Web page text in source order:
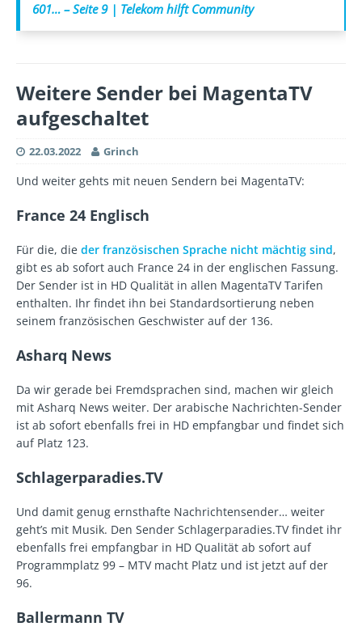
601… – Seite 9 | Telekom hilft Community
Weitere Sender bei MagentaTV
aufgeschaltet
22.03.2022 Grinch
Und weiter gehts mit neuen Sendern bei MagentaTV:
France 24 Englisch
Für die, die der französischen Sprache nicht mächtig sind,
gibt es ab sofort auch France 24 in der englischen Fassung.
Der Sender ist in HD Qualität in allen MagentaTV Tarifen
enthalten. Ihr findet ihn bei Standardsortierung neben
seinem französischen Geschwister auf der 136.
Asharq News
Da wir gerade bei Fremdsprachen sind, machen wir gleich
mit Asharq News weiter. Der arabische Nachrichten-Sender
ist ab sofort ebenfalls frei in HD empfangbar und findet sich
auf Platz 123.
Schlagerparadies.TV
Und damit genug ernsthafte Nachrichtensender… weiter
geht’s mit Musik. Den Sender Schlagerparadies.TV findet ihr
ebenfalls frei empfangbar in HD Qualität ab sofort auf
Programmplatz 99 – MTV macht Platz und ist jetzt auf der
96.
Ballermann TV